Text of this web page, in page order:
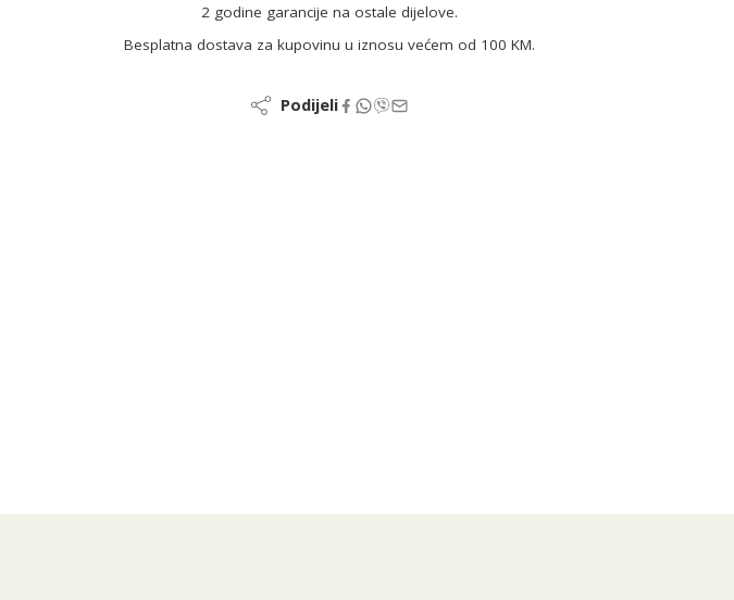
2 godine garancije na ostale dijelove.
Besplatna dostava za kupovinu u iznosu većem od 100 KM.
Podijeli